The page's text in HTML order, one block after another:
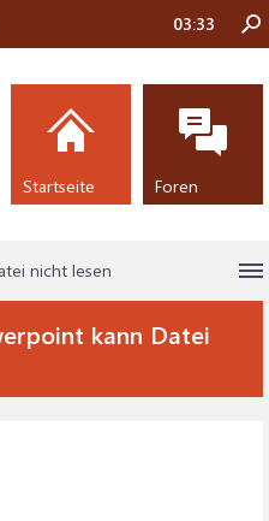
nicht lesen
kann Datei
03:33
Startseite Foren